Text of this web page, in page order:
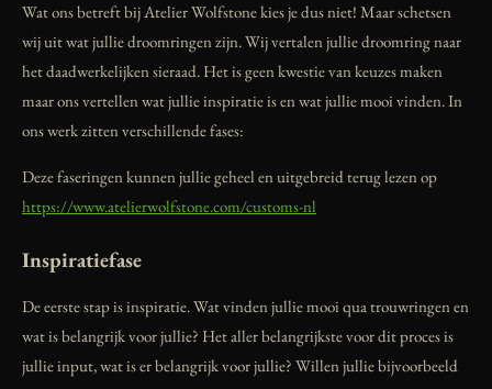
Wat ons betreft bij Atelier Wolfstone kies je dus niet! Maar schetsen
wij uit wat jullie droomringen zijn. Wij vertalen jullie droomring naar
het daadwerkelijken sieraad. Het is geen kwestie van keuzes maken
maar ons vertellen wat jullie inspiratie is en wat jullie mooi vinden. In
ons werk zitten verschillende fases:
Deze faseringen kunnen jullie geheel en uitgebreid terug lezen op
https://www.atelierwolfstone.com/customs-nl
Inspiratiefase
De eerste stap is inspiratie. Wat vinden jullie mooi qua trouwringen en
wat is belangrijk voor jullie? Het aller belangrijkste voor dit proces is
jullie input, wat is er belangrijk voor jullie? Willen jullie bijvoorbeeld